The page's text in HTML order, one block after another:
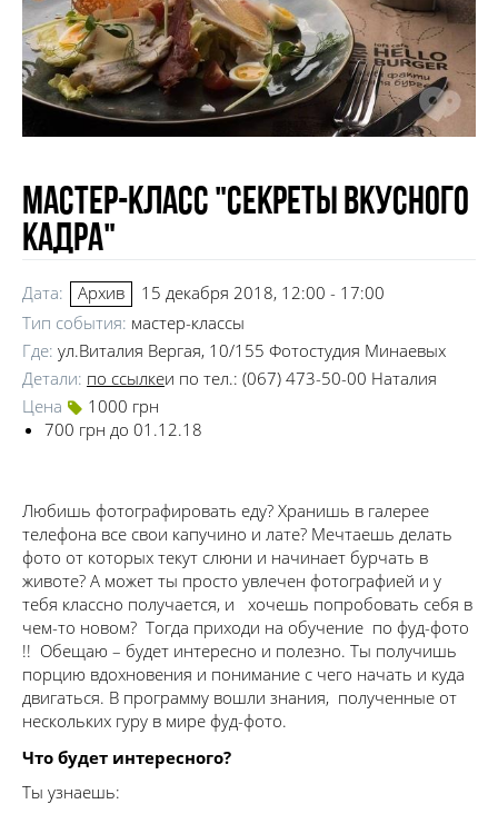
Мастер-класс "Секреты вкусного
кадра"
Дата: Архив
15 декабря 2018, 12:00 - 17:00
Тип события: мастер-классы
Где: ул.Виталия Вергая, 10/155 Фотостудия Минаевых
Детали: по ссылкеи по тел.: (067) 473-50-00 Наталия
Цена
1000 грн
700 грн до 01.12.18
Любишь фотографировать еду? Хранишь в галерее
телефона все свои капучино и лате? Мечтаешь делать
фото от которых текут слюни и начинает бурчать в
животе? А может ты просто увлечен фотографией и у
тебя классно получается, и хочешь попробовать себя в
чем-то новом? Тогда приходи на обучение по фуд-фото
!! Обещаю – будет интересно и полезно. Ты получишь
порцию вдохновения и понимание с чего начать и куда
двигаться. В программу вошли знания, полученные от
нескольких гуру в мире фуд-фото.
Что будет интересного?
Ты узнаешь: